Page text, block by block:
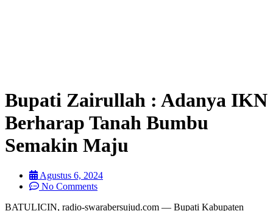
Bupati Zairullah : Adanya IKN
Berharap Tanah Bumbu
Semakin Maju
Agustus 6, 2024
No Comments
BATULICIN, radio-swarabersujud.com — Bupati Kabupaten